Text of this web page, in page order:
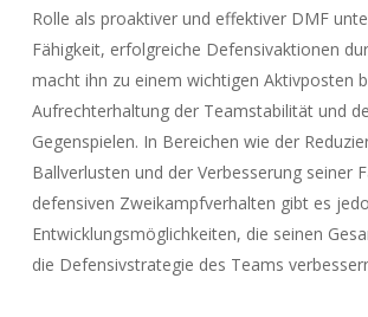
Rolle als proaktiver und effektiver DMF
Fähigkeit, erfolgreiche Defensivaktionen
macht ihn zu einem wichtigen Aktivposten
Aufrechterhaltung der Teamstabilität und
Gegenspielen. In Bereichen wie der
Ballverlusten und der Verbesserung seiner
defensiven Zweikampfverhalten gibt es
Entwicklungsmöglichkeiten, die seinen
die Defensivstrategie des Teams